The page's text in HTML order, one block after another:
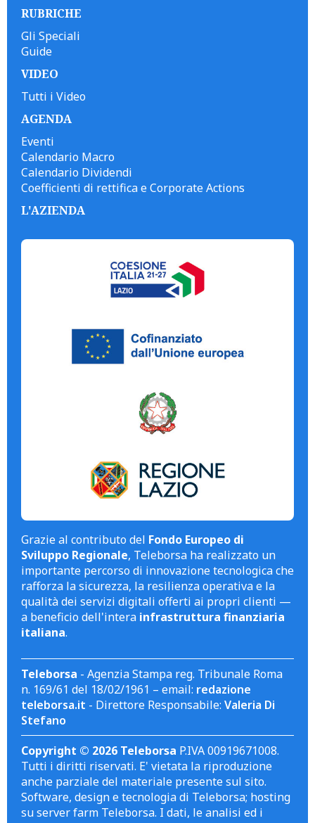
RUBRICHE
Gli Speciali
Guide
VIDEO
Tutti i Video
AGENDA
Eventi
Calendario Macro
Calendario Dividendi
Coefficienti di rettifica e Corporate Actions
L'AZIENDA
Grazie al contributo del Fondo Europeo di
Sviluppo Regionale, Teleborsa ha realizzato un
importante percorso di innovazione tecnologica che
rafforza la sicurezza, la resilienza operativa e la
qualità dei servizi digitali offerti ai propri clienti —
a beneficio dell'intera infrastruttura finanziaria
italiana.
Teleborsa - Agenzia Stampa reg. Tribunale Roma
n. 169/61 del 18/02/1961 – email: redazione
teleborsa.it - Direttore Responsabile: Valeria Di
Stefano
Copyright © 2026 Teleborsa P.IVA 00919671008.
Tutti i diritti riservati. E' vietata la riproduzione
anche parziale del materiale presente sul sito.
Software, design e tecnologia di Teleborsa; hosting
su server farm Teleborsa. I dati, le analisi ed i